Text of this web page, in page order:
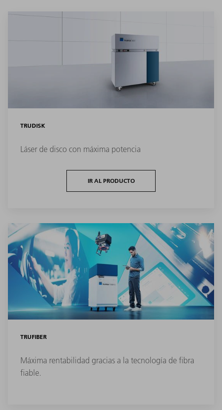
TRUDISK
Láser de disco con máxima potencia
IR AL PRODUCTO
TRUFIBER
Máxima rentabilidad gracias a la tecnología de fibra
fiable.